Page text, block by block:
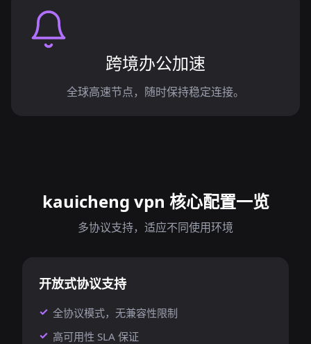
跨境办公加速
全球高速节点，随时保持稳定连接。
kauicheng vpn 核心配置一览
多协议支持，适应不同使用环境
开放式协议支持
全协议模式，无兼容性限制
高可用性 SLA 保证